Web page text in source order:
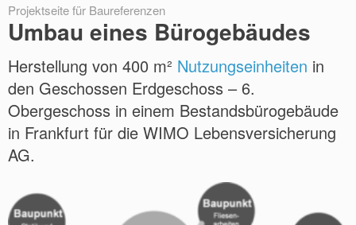
Projektseite für Baureferenzen
Umbau eines Bürogebäudes
Herstellung von 400 m² Nutzungseinheiten in
den Geschossen Erdgeschoss – 6.
Obergeschoss in einem Bestandsbürogebäude
in Frankfurt für die WIMO Lebensversicherung
AG.